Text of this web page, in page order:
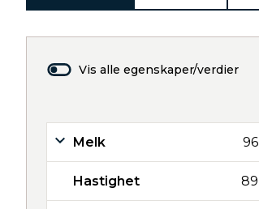
Vis alle egenskaper/verdier
Melk 96
Hastighet 89